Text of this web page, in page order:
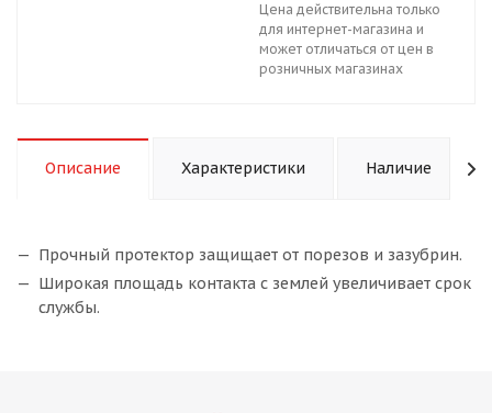
Цена действительна только
для интернет-магазина и
может отличаться от цен в
розничных магазинах
Описание Характеристики Наличие
Прочный протектор защищает от порезов и зазубрин.
Широкая площадь контакта с землей увеличивает срок
службы.